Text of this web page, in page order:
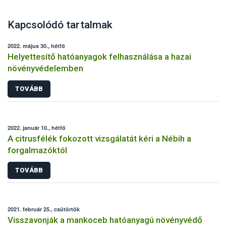
Kapcsolódó tartalmak
2022. május 30., hétfő
Helyettesítő hatóanyagok felhasználása a hazai
növényvédelemben
TOVÁBB
2022. január 10., hétfő
A citrusfélék fokozott vizsgálatát kéri a Nébih a
forgalmazóktól
TOVÁBB
2021. február 25., csütörtök
Visszavonják a mankoceb hatóanyagú növényvédő